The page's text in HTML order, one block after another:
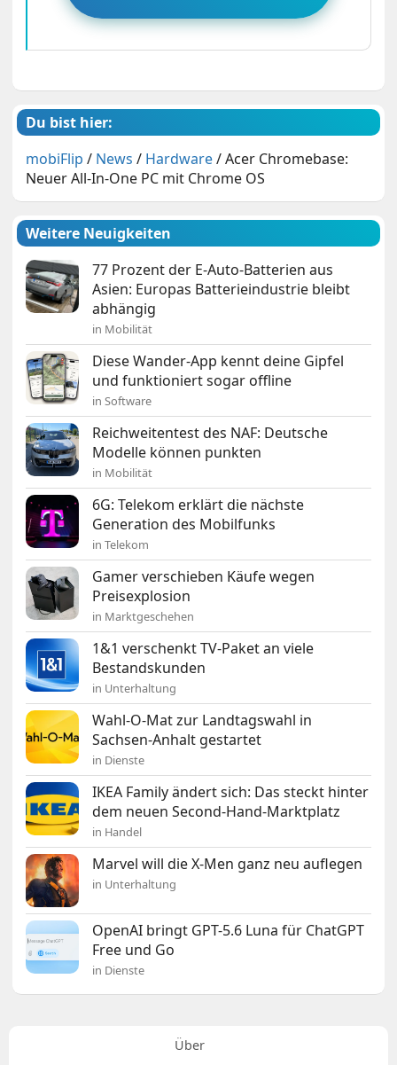
Du bist hier:
mobiFlip / News / Hardware/Acer Chromebase:
Neuer All-In-One PC mit Chrome OS
Weitere Neuigkeiten
77 Prozent der E-Auto-Batterien aus
Asien: Europas Batterieindustrie bleibt
abhängig
in Mobilität
Diese Wander-App kennt deine Gipfel
und funktioniert sogar offline
in Software
Reichweitentest des NAF: Deutsche
Modelle können punkten
in Mobilität
6G: Telekom erklärt die nächste
Generation des Mobilfunks
in Telekom
Gamer verschieben Käufe wegen
Preisexplosion
in Marktgeschehen
1&1 verschenkt TV-Paket an viele
Bestandskunden
in Unterhaltung
Wahl-O-Mat zur Landtagswahl in
Sachsen-Anhalt gestartet
in Dienste
IKEA Family ändert sich: Das steckt hinter
dem neuen Second-Hand-Marktplatz
in Handel
Marvel will die X-Men ganz neu auflegen
in Unterhaltung
OpenAI bringt GPT-5.6 Luna für ChatGPT
Free und Go
in Dienste
Über